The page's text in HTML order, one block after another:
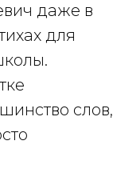
даже в
для
слов,